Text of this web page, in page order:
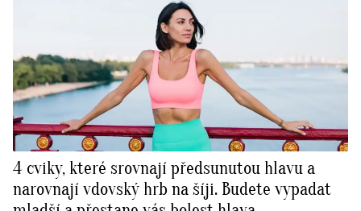
4 cviky, které srovnají předsunutou hlavu a
narovnají vdovský hrb na šíji. Budete vypadat